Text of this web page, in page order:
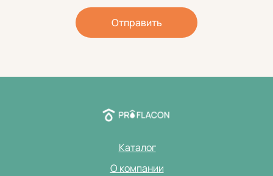
Отправить
О компании
Каталог